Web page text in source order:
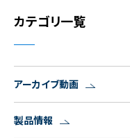
カテゴリ一覧
アーカイブ動画
製品情報